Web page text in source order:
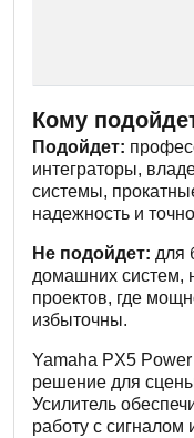
Кому
Подойдет:
интеграторы,
системы,
надежность и
Не подойдет: для
домашних систем,
проектов, где
избыточны.
Yamaha PX5
решение для
Усилитель
работу с сигналом